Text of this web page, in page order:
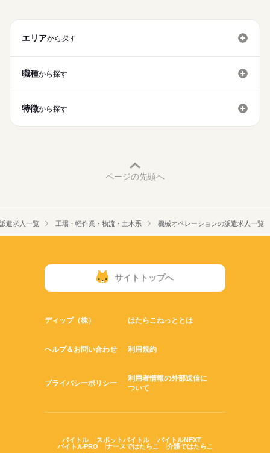
エリアから探す
職種から探す
特徴から探す
ページの先頭へ
遣求人一覧 工場・軽作業・物流・土木系 機械オペレーションの派遣求人一覧
サイトトップへ
ディップ（株） はたらこねっととは
ヘルプ＆お問い合わせ 利用規約
プライバシーポリシー
利用者情報の外部送信に
ついて
バイトル スポットバイトル
バイトルNEXT
バイトルPRO
ナースではたらこ 介護ではたらこ